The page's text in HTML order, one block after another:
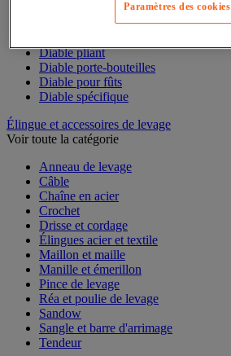
Diable aluminium et inox
Diable charges hautes
Diable pliant
Diable porte-bouteilles
Diable pour fûts
Diable spécifique
Élingue et accessoires de levage
Voir toute la catégorie
Anneau de levage
Câble
Chaîne en acier
Crochet
Drisse et cordage
Élingues acier et textile
Maillon et maille
Manille et émerillon
Pince de levage
Réa et poulie de levage
Sandow
Sangle et barre d'arrimage
Tendeur
Paramètres des cookies